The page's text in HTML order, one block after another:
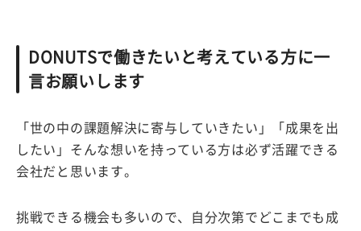
DONUTSで働きたいと考えている方に一
言お願いします
「世の中の課題解決に寄与していきたい」「成果を出
したい」そんな想いを持っている方は必ず活躍できる
会社だと思います。
挑戦できる機会も多いので、自分次第でどこまでも成